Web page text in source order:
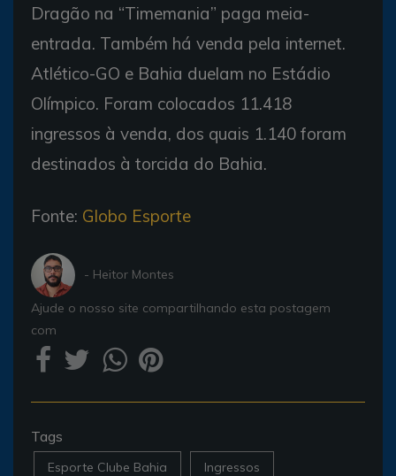
Dragão na “Timemania” paga meia-
entrada. Também há venda pela internet.
Atlético-GO e Bahia duelam no Estádio
Olímpico. Foram colocados 11.418
ingressos à venda, dos quais 1.140 foram
destinados à torcida do Bahia.
Fonte: Globo Esporte
- Heitor Montes
Ajude o nosso site compartilhando esta postagem
com
Tags
Esporte Clube Bahia Ingressos